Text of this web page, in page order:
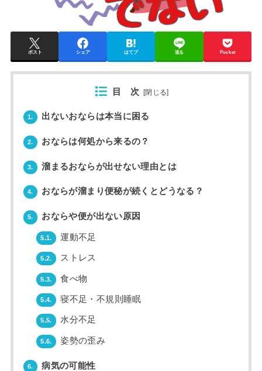
ポスト シェア はてブ 送る Pocket
目 次 [閉じる]
1. 出ないおならは本当に困る
2. おならは何処から来るの？
3. 溜まるおならが出せない理由とは
4. おならが溜まり便秘が続くとどうなる？
5. おならや便が出ない原因
5.1. 運動不足
5.2. ストレス
5.3. 食べ物
5.4. 寝不足・不規則睡眠
5.5. 水分不足
5.6. 姿勢の歪み
6. 病気の可能性